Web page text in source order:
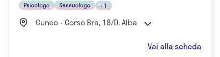
Psicologo Sessuologo +1
Cuneo - Corso Bra, 18/D, Alba
Vai alla scheda